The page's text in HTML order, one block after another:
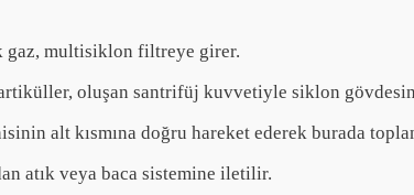
gaz, multisiklon filtreye girer.
oluşan santrifüj kuvvetiyle siklon
alt kısmına doğru hareket ederek burada
atık veya baca sistemine iletilir.